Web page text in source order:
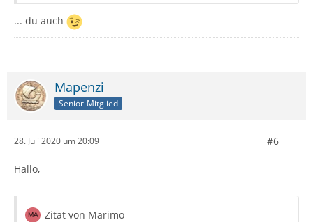
... du auch
Mapenzi
Senior-Mitglied
28. Juli 2020 um 20:09 #6
Hallo,
Zitat von Marimo